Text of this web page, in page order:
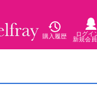
購入履歴
ログイ
新規会